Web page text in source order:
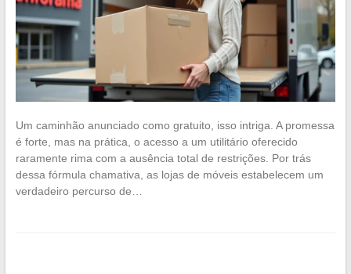
Um caminhão anunciado como gratuito, isso intriga. A promessa
é forte, mas na prática, o acesso a um utilitário oferecido
raramente rima com a ausência total de restrições. Por trás
dessa fórmula chamativa, as lojas de móveis estabelecem um
verdadeiro percurso de…